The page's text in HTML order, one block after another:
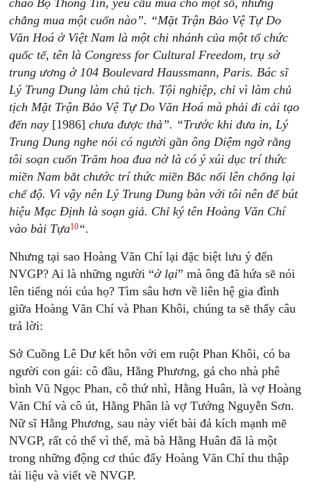
chào Bộ Thông Tin, yêu cầu mua cho một số, nhưng
chẳng mua một cuốn nào”. “Mặt Trận Bảo Vệ Tự Do
Văn Hoá ở Việt Nam là một chi nhánh của một tổ chức
quốc tế, tên là Congress for Cultural Freedom, trụ sở
trung ương ở 104 Boulevard Haussmann, Paris. Bác sĩ
Lý Trung Dung làm chủ tịch. Tội nghiệp, chỉ vì làm chủ
tịch Mặt Trận Bảo Vệ Tự Do Văn Hoá mà phải đi cải tạo
đến nay [1986] chưa được thả”. “Trước khi đưa in, Lý
Trung Dung nghe nói có người gần ông Diệm ngờ rằng
tôi soạn cuốn Trăm hoa đua nở là có ý xúi dục trí thức
miền Nam bắt chước trí thức miền Bắc nổi lên chống lại
chế độ. Vì vậy nên Lý Trung Dung bàn với tôi nên để bút
hiệu Mạc Định là soạn giả. Chỉ ký tên Hoàng Văn Chí
vào bài Tựa10“.
Nhưng tại sao Hoàng Văn Chí lại đặc biệt lưu ý đến
NVGP? Ai là những người “ở lại” mà ông đã hứa sẽ nói
lên tiếng nói của họ? Tìm sâu hơn về liên hệ gia đình
giữa Hoàng Văn Chí và Phan Khôi, chúng ta sẽ thấy câu
trả lời:
Sở Cuồng Lê Dư kết hôn với em ruột Phan Khôi, có ba
người con gái: cô đầu, Hằng Phương, gả cho nhà phê
bình Vũ Ngọc Phan, cô thứ nhì, Hằng Huân, là vợ Hoàng
Văn Chí và cô út, Hằng Phân là vợ Tướng Nguyễn Sơn.
Nữ sĩ Hằng Phương, sau này viết bài đả kích mạnh mẽ
NVGP, rất có thể vì thế, mà bà Hằng Huân đã là một
trong những động cơ thúc đẩy Hoàng Văn Chí thu thập
tài liệu và viết về NVGP.